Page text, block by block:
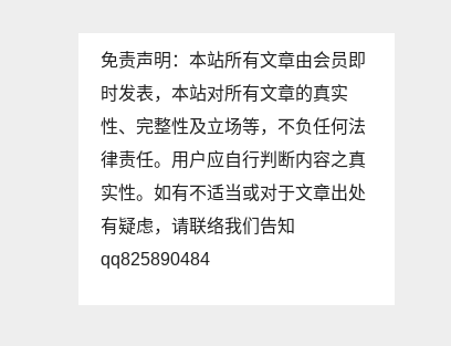
免责声明：本站所有文章由会员即
时发表，本站对所有文章的真实
性、完整性及立场等，不负任何法
律责任。用户应自行判断内容之真
实性。如有不适当或对于文章出处
有疑虑，请联络我们告知
qq825890484